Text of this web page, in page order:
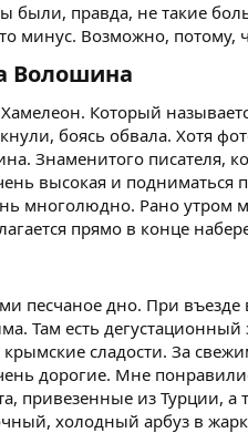
были, правда, не такие
минус. Возможно, потому,
Волошина​
Который
боясь обвала. Хотя
Знаменитого писателя,
высокая и
многолюдно. Рано
прямо в конце
песчаное дно. При
Там есть
сладости. За
дорогие. Мне
привезенные из Турции,
холодный арбуз в